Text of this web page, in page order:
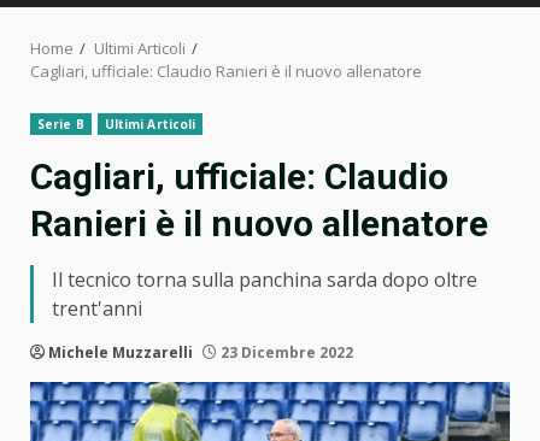
Home
Ultimi Articoli
Cagliari, ufficiale: Claudio Ranieri è il nuovo allenatore
Serie B Ultimi Articoli
Cagliari, ufficiale: Claudio
Ranieri è il nuovo allenatore
Il tecnico torna sulla panchina sarda dopo oltre
trent'anni
Michele Muzzarelli 23 Dicembre 2022